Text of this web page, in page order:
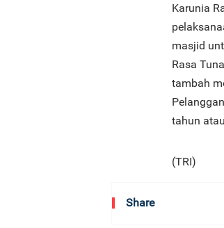
Karunia
masjid
Rasa
tambah
tahun
(TRI)
Share